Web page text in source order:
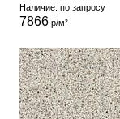
Наличие: по запросу
7866р/м²